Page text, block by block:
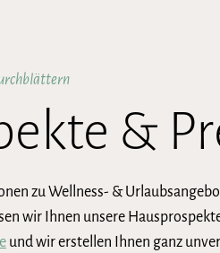
&
zu Wellness- &
wir Ihnen unsere
und wir erstellen Ihnen ganz